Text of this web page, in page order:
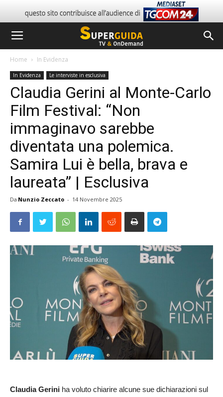
Home In Evidenza
In Evidenza Le interviste in esclusiva
Claudia Gerini al Monte-Carlo
Film Festival: “Non
immaginavo sarebbe
diventata una polemica.
Samira Lui è bella, brava e
laureata” | Esclusiva
Da Nunzio Zeccato - 14 Novembre 2025
Claudia Gerini ha voluto chiarire alcune sue dichiarazioni sul